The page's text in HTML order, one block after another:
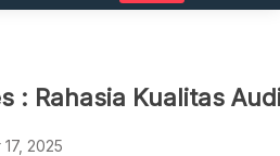
: Rahasia Kualitas
2025